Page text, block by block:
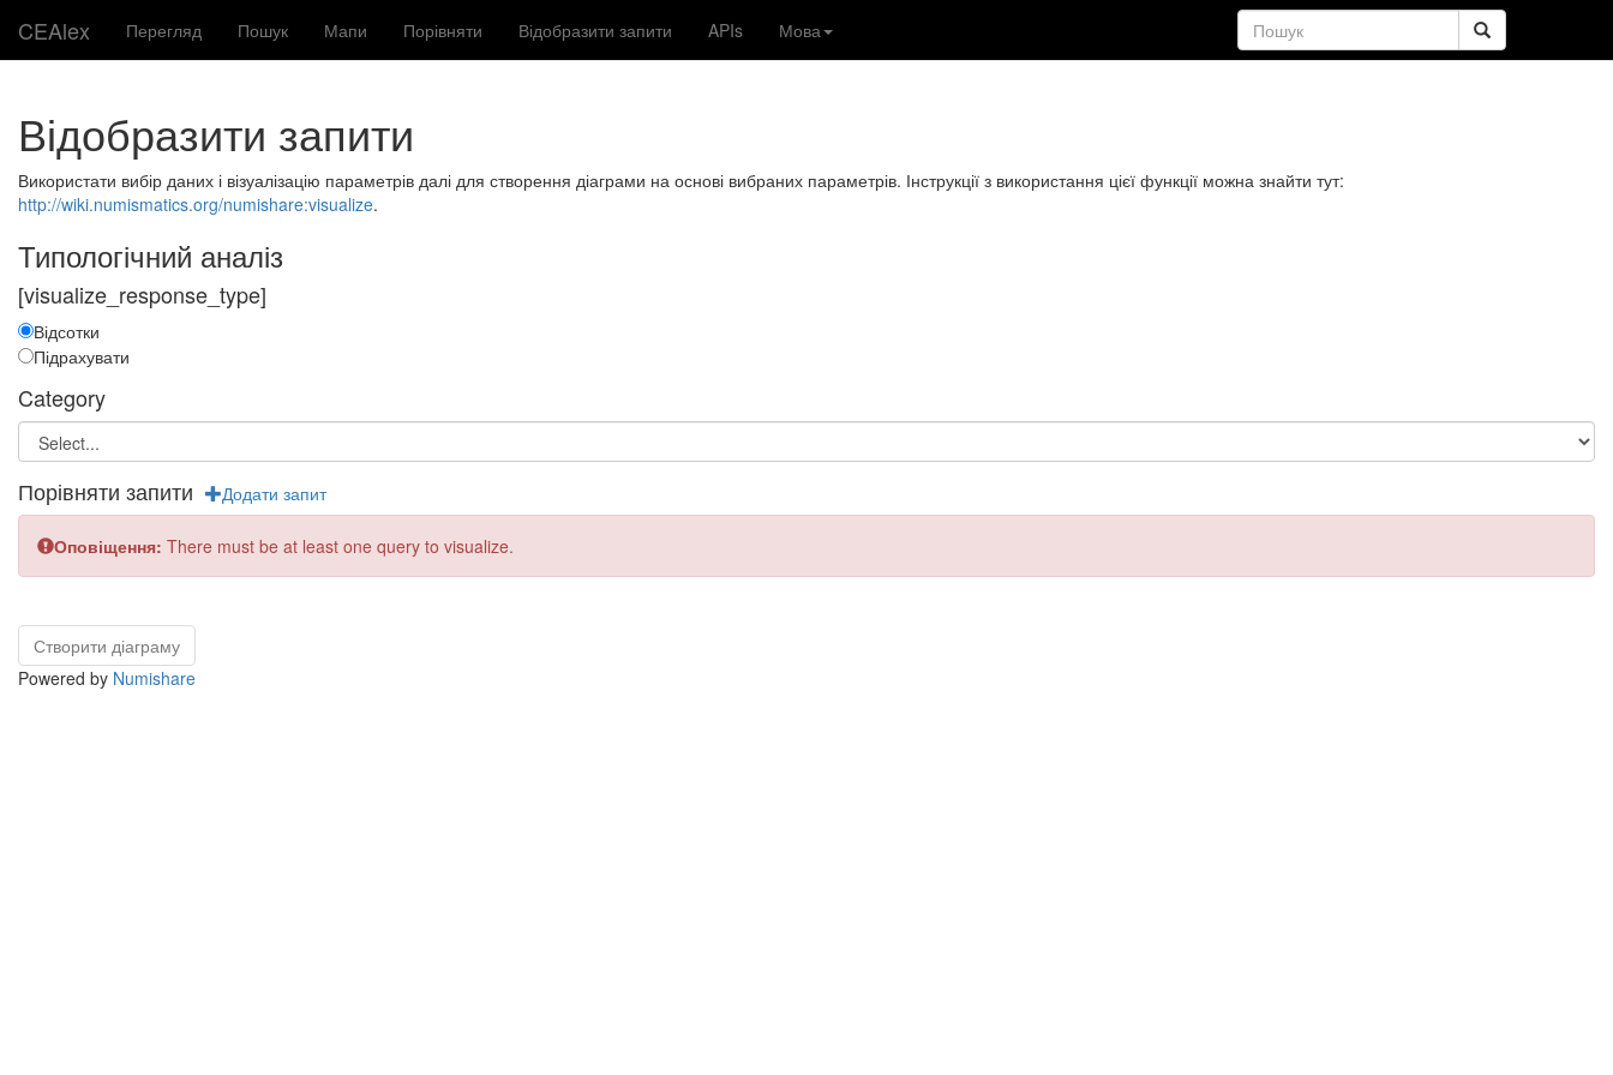
CEAlex Перегляд Пошук Мапи Порівняти Відобразити запити APIs Мова
Відобразити запити
Використати вибір даних і візуалізацію параметрів далі для створення діаграми на основі вибраних параметрів. Інструкції з використання цієї функції можна знайти тут:
http://wiki.numismatics.org/numishare:visualize.
Типологічний аналіз
[visualize_response_type]
Відсотки
Підрахувати
Category
Порівняти запити Додати запит
Оповіщення: There must be at least one query to visualize.
Powered by Numishare